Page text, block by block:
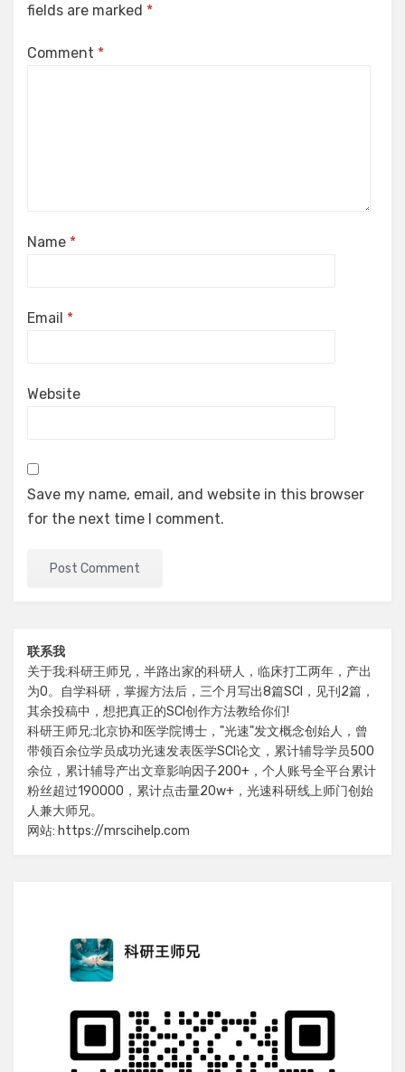
fields are marked *
Comment *
Name *
Email *
Website
Save my name, email, and website in this browser
for the next time I comment.
联系我
关于我:科研王师兄，半路出家的科研人，临床打工两年，产出
为0。自学科研，掌握方法后，三个月写出8篇SCI，见刊2篇，
其余投稿中，想把真正的SCI创作方法教给你们!
科研王师兄:北京协和医学院博士，"光速"发文概念创始人，曾
带领百余位学员成功光速发表医学SCI论文，累计辅导学员500
余位，累计辅导产出文章影响因子200+，个人账号全平台累计
粉丝超过190000，累计点击量20w+，光速科研线上师门创始
人兼大师兄。
网站: https://mrscihelp.com